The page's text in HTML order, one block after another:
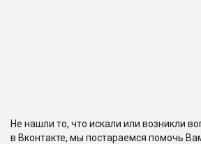
Не нашли то, что искали или возникли
в Вконтакте, мы постараемся помочь